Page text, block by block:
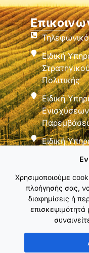
Ειδική
Πολιτικής
Ειδική
Ειδική
Εθνικό
Χρησιμοποιούμε
πλοήγησής σας,
διαφημίσεις ή